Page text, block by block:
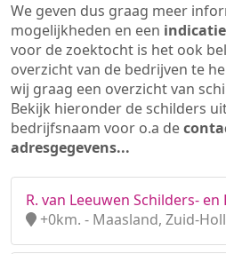
We geven dus graag meer
mogelijkheden en een
voor de zoektocht is het ook
overzicht van de bedrijven te
wij graag een overzicht van
Bekijk hieronder de schilders
bedrijfsnaam voor o.a de
adresgegevens...
R. van Leeuwen Schilders-
+0km. - Maasland, Zuid-